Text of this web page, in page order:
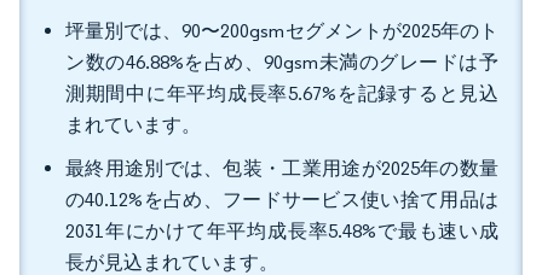
坪量別では、90〜200gsmセグメントが2025年のト
ン数の46.88%を占め、90gsm未満のグレードは予
測期間中に年平均成長率5.67%を記録すると見込
まれています。
最終用途別では、包装・工業用途が2025年の数量
の40.12%を占め、フードサービス使い捨て用品は
2031年にかけて年平均成長率5.48%で最も速い成
長が見込まれています。